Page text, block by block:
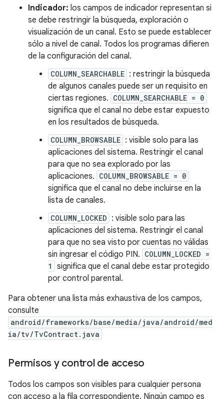
Indicador: los campos de indicador representan si
se debe restringir la búsqueda, exploración o
visualización de un canal. Esto se puede establecer
sólo a nivel de canal. Todos los programas difieren
de la configuración del canal.
COLUMN_SEARCHABLE : restringir la búsqueda
de algunos canales puede ser un requisito en
ciertas regiones. COLUMN_SEARCHABLE = 0
significa que el canal no debe estar expuesto
en los resultados de búsqueda.
COLUMN_BROWSABLE : visible solo para las
aplicaciones del sistema. Restringir el canal
para que no sea explorado por las
aplicaciones. COLUMN_BROWSABLE = 0
significa que el canal no debe incluirse en la
lista de canales.
COLUMN_LOCKED : visible solo para las
aplicaciones del sistema. Restringir el canal
para que no sea visto por cuentas no válidas
sin ingresar el código PIN. COLUMN_LOCKED =
1
significa que el canal debe estar protegido
por control parental.
Para obtener una lista más exhaustiva de los campos,
consulte
android/frameworks/base/media/java/android/med
ia/tv/TvContract.java
Permisos y control de acceso
Todos los campos son visibles para cualquier persona
con acceso a la fila correspondiente. Ningún campo es